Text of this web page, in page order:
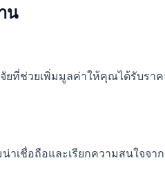
น
ที่ช่วยเพิ่มมูลค่าให้คุณได้รับราค
เชื่อถือและเรียกความสนใจจา